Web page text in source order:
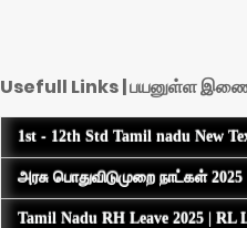
Usefull Links | பயனுள்ள
1st - 12th Std Tamil nadu New
அரசு பொதுவிடுமுறை நாட்கள் 2025
Tamil Nadu RH Leave 2025 | RL